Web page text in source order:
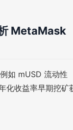
MetaMask
如 mUSD 流动性
化收益率早期挖矿